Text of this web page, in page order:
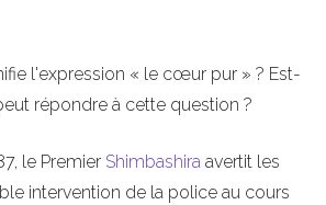
l'expression « le cœur pur » ? Est-
répondre à cette question ?
le Premier Shimbashira avertit les
intervention de la police au cours